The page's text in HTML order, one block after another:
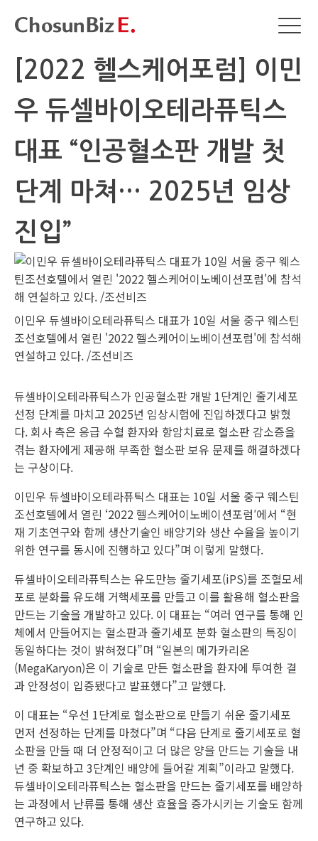
[2022 헬스케어포럼] 이민
우 듀셀바이오테라퓨틱스
대표 “인공혈소판 개발 첫
단계 마쳐… 2025년 임상
진입”
이민우 듀셀바이오테라퓨틱스 대표가 10일 서울 중구 웨스틴
조선호텔에서 열린 '2022 헬스케어이노베이션포럼'에 참석해
연설하고 있다. /조선비즈
듀셀바이오테라퓨틱스가 인공혈소판 개발 1단계인 줄기세포
선정 단계를 마치고 2025년 임상시험에 진입하겠다고 밝혔
다. 회사 측은 응급 수혈 환자와 항암치료로 혈소판 감소증을
겪는 환자에게 제공해 부족한 혈소판 보유 문제를 해결하겠다
는 구상이다.
이민우 듀셀바이오테라퓨틱스 대표는 10일 서울 중구 웨스틴
조선호텔에서 열린 ‘2022 헬스케어이노베이션포럼′에서 “현
재 기초연구와 함께 생산기술인 배양기와 생산 수율을 높이기
위한 연구를 동시에 진행하고 있다”며 이렇게 말했다.
듀셀바이오테라퓨틱스는 유도만능 줄기세포(iPS)를 조혈모세
포로 분화를 유도해 거핵세포를 만들고 이를 활용해 혈소판을
만드는 기술을 개발하고 있다. 이 대표는 “여러 연구를 통해 인
체에서 만들어지는 혈소판과 줄기세포 분화 혈소판의 특징이
동일하다는 것이 밝혀졌다”며 “일본의 메가카리온
(MegaKaryon)은 이 기술로 만든 혈소판을 환자에 투여한 결
과 안정성이 입증됐다고 발표했다”고 말했다.
이 대표는 “우선 1단계로 혈소판으로 만들기 쉬운 줄기세포
먼저 선정하는 단계를 마쳤다”며 “다음 단계로 줄기세포로 혈
소판을 만들 때 더 안정적이고 더 많은 양을 만드는 기술을 내
년 중 확보하고 3단계인 배양에 들어갈 계획”이라고 말했다.
듀셀바이오테라퓨틱스는 혈소판을 만드는 줄기세포를 배양하
는 과정에서 난류를 통해 생산 효율을 증가시키는 기술도 함께
연구하고 있다.